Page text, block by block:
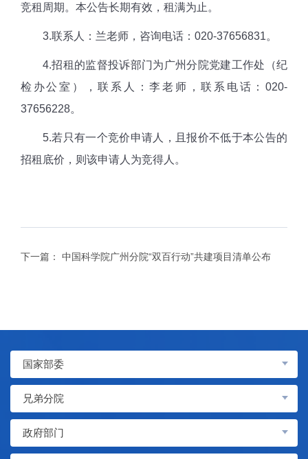
竞租周期。本公告长期有效，租满为止。
3.联系人：兰老师，咨询电话：020-37656831。
4.招租的监督投诉部门为广州分院党建工作处（纪
检办公室），联系人：李老师，联系电话：020-
37656228。
5.若只有一个竞价申请人，且报价不低于本公告的
招租底价，则该申请人为竞得人。
下一篇： 中国科学院广州分院“双百行动”共建项目清单公布
国家部委
兄弟分院
政府部门